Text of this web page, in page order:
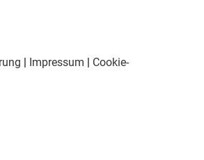
| Impressum | Cookie-